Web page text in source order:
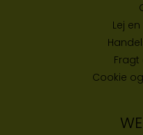
Lej
Fragt
Cookie